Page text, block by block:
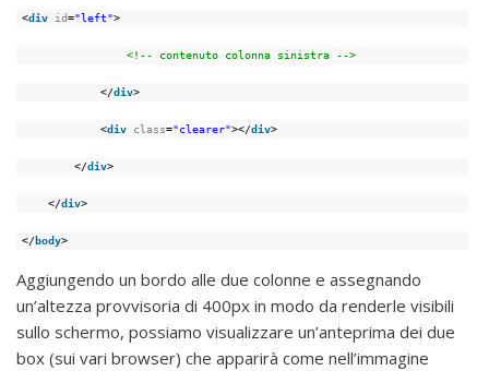
<div id="left">
<!-- contenuto colonna sinistra -->
</div>
<div class="clearer"></div>
</div>
</div>
</ body>
Aggiungendo un bordo alle due colonne e assegnando
un’altezza provvisoria di 400px in modo da renderle visibili
sullo schermo, possiamo visualizzare un’anteprima dei due
box (sui vari browser) che apparirà come nell’immagine